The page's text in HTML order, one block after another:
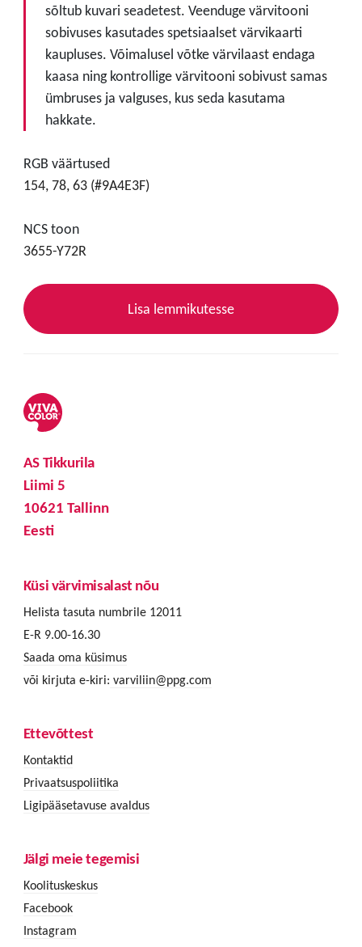
sõltub kuvari seadetest. Veenduge värvitooni
sobivuses kasutades spetsiaalset värvikaarti
kaupluses. Võimalusel võtke värvilaast endaga
kaasa ning kontrollige värvitooni sobivust samas
ümbruses ja valguses, kus seda kasutama
hakkate.
RGB väärtused
154, 78, 63 (#9A4E3F)
NCS toon
3655-Y72R
Lisa lemmikutesse
AS Tikkurila
Liimi 5
10621 Tallinn
Eesti
Küsi värvimisalast nõu
Helista tasuta numbrile 12011
E-R 9.00-16.30
Saada oma küsimus
või kirjuta e-kiri: varviliin@ppg.com
Ettevõttest
Kontaktid
Privaatsuspoliitika
Ligipääsetavuse avaldus
Jälgi meie tegemisi
Koolituskeskus
Facebook
Instagram